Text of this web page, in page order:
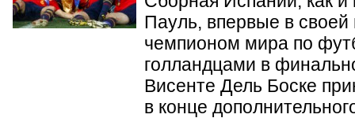
Пауль, впервые в своей
чемпионом мира по
голландцами в
Висенте Дель Боске
в конце